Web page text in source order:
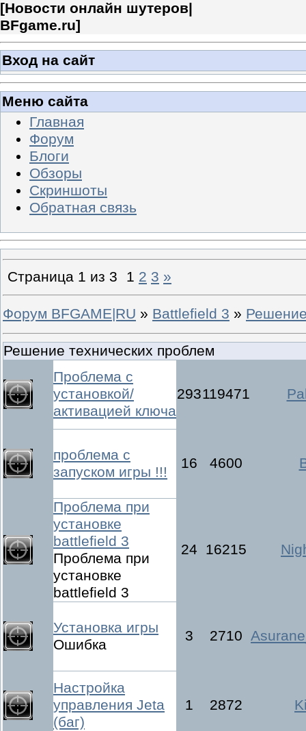
[Новости онлайн шутеров|
BFgame.ru]
Вход на сайт
Меню сайта
Главная
Форум
Блоги
Обзоры
Скриншоты
Обратная связь
Страница 1 из 3 1 2 3 »
Форум BFGAME|RU » Battlefield 3 »
Решение технических проблем
Проблема с
установкой/
активацией ключа
293119471
проблема с
запуском игры !!!
16 4600
Проблема при
установке
battlefield 3
Проблема при
установке
battlefield 3
24 16215
Установка игры
Ошибка
3 2710
Настройка
управления Jeta
(баг)
1 2872